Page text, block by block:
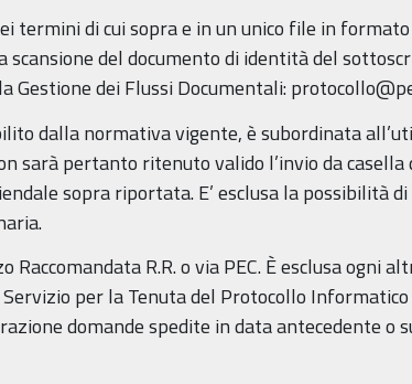
termini di cui sopra e in un unico file in
del documento di identità del
dei Flussi Documentali:
dalla normativa vigente, è subordinata
sarà pertanto ritenuto valido l’invio da
sopra riportata. E’ esclusa la possibilità
R.R. o via PEC. È esclusa ogni
per la Tenuta del Protocollo Informatico
domande spedite in data antecedente o